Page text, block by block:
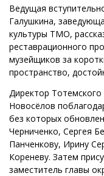
Ведущая
Галушкина,
культуры ТМО,
реставрационного
музейщиков за
пространство,
Директор
Новосёлов
без которых
Черниченко, Сергея
Панченкову, Ирину
Кореневу. Затем
заместитель главы